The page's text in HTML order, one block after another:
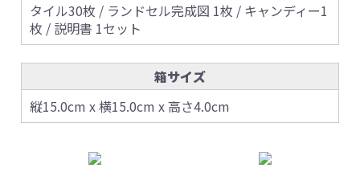
タイル30枚 / ランドセル完成図 1枚 / キャンディー1
枚 / 説明書 1セット
箱サイズ
縦15.0cm x 横15.0cm x 高さ4.0cm